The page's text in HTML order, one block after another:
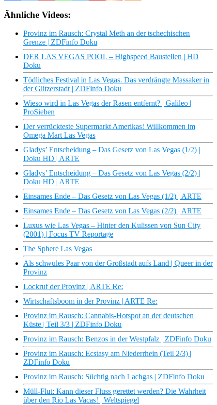
Ähnliche Videos:
Provinz im Rausch: Crystal Meth an der tschechischen
Grenze | ZDFinfo Doku
DER LAS VEGAS POOL – Highspeed Baustellen | HD
Doku
Tödliches Festival in Las Vegas. Das verdrängte Massaker in
der Glitzerstadt | ZDFinfo Doku
Wieso wird in Las Vegas der Rasen entfernt? | Galileo |
ProSieben
Der verrückteste Supermarkt Amerikas! Willkommen im
Omega Mart Las Vegas
Gladys’ Entscheidung – Das Gesetz von Las Vegas (1/2) |
Doku HD | ARTE
Gladys’ Entscheidung – Das Gesetz von Las Vegas (2/2) |
Doku HD | ARTE
Einsames Ende – Das Gesetz von Las Vegas (1/2) | ARTE
Einsames Ende – Das Gesetz von Las Vegas (2/2) | ARTE
Luxus wie Las Vegas – Hinter den Kulissen von Sun City
(2001) | Focus TV Reportage
The Sphere Las Vegas
Als schwules Paar von der Großstadt aufs Land | Queer in der
Provinz
Lockruf der Provinz | ARTE Re:
Wirtschaftsboom in der Provinz | ARTE Re:
Provinz im Rausch: Cannabis-Hotspot an der deutschen
Küste | Teil 3/3 | ZDFinfo Doku
Provinz im Rausch: Benzos in der Westpfalz | ZDFinfo Doku
Provinz im Rausch: Ecstasy am Niederrhein (Teil 2/3) |
ZDFinfo Doku
Provinz im Rausch: Süchtig nach Lachgas | ZDFinfo Doku
Müll-Flut: Kann dieser Fluss gerettet werden? Die Wahrheit
über den Rio Las Vacas! | Weltspiegel